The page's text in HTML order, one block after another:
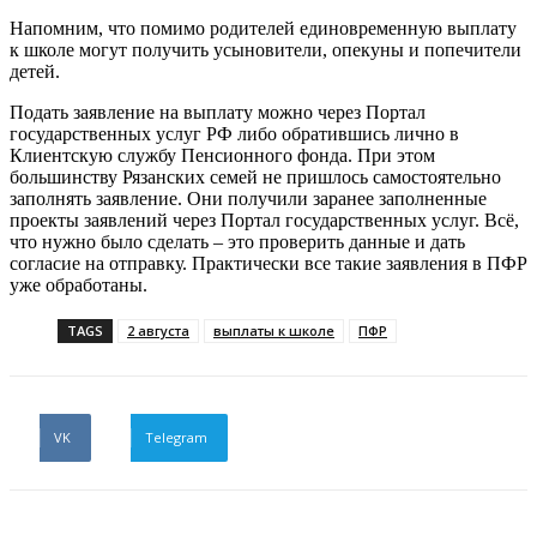
Напомним, что помимо родителей единовременную выплату
к школе могут получить усыновители, опекуны и попечители
детей.
Подать заявление на выплату можно через Портал
государственных услуг РФ либо обратившись лично в
Клиентскую службу Пенсионного фонда. При этом
большинству Рязанских семей не пришлось самостоятельно
заполнять заявление. Они получили заранее заполненные
проекты заявлений через Портал государственных услуг. Всё,
что нужно было сделать – это проверить данные и дать
согласие на отправку. Практически все такие заявления в ПФР
уже обработаны.
TAGS 2 августа выплаты к школе ПФР
VK Telegram